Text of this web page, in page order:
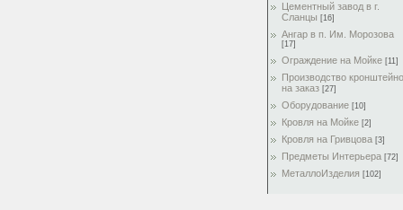
Цементный завод в г.
Сланцы [16]
Ангар в п. Им. Морозова
[17]
Ограждение на Мойке [11]
Производство
на заказ [27]
Оборудование [10]
Кровля на Мойке [2]
Кровля на Гривцова [3]
Предметы Интерьера [72]
МеталлоИзделия [102]